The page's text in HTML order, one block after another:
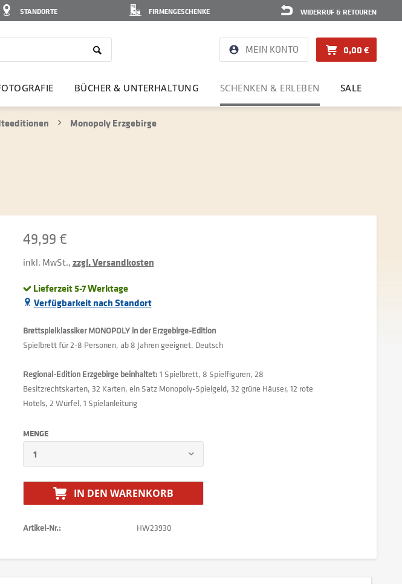
WIDERRUF & RETOUREN
FIRMENGESCHENKE
STANDORTE
MEIN KONTO 0,00 €
BÜCHER & UNTER­HAL­TUNG SCHENKEN & ERLEBEN SALE
Monopoly Erzgebirge
49,99 €
inkl. MwSt.,zzgl. Versandkosten
Lieferzeit 5-7 Werktage
Verfügbarkeit nach Standort
Brettspielklassiker MONOPOLY in der Erzgebirge-Edition
Spielbrett für 2-8 Personen, ab 8 Jahren geeignet, Deutsch
Regional-Edition Erzgebirge beinhaltet: 1 Spielbrett, 8 Spielfiguren, 28
Besitzrechtskarten, 32 Karten, ein Satz Monopoly-Spielgeld, 32 grüne Häuser, 12 rote
Hotels, 2 Würfel, 1 Spielanleitung
MENGE
IN DEN WARENKORB
Artikel-Nr.: HW23930